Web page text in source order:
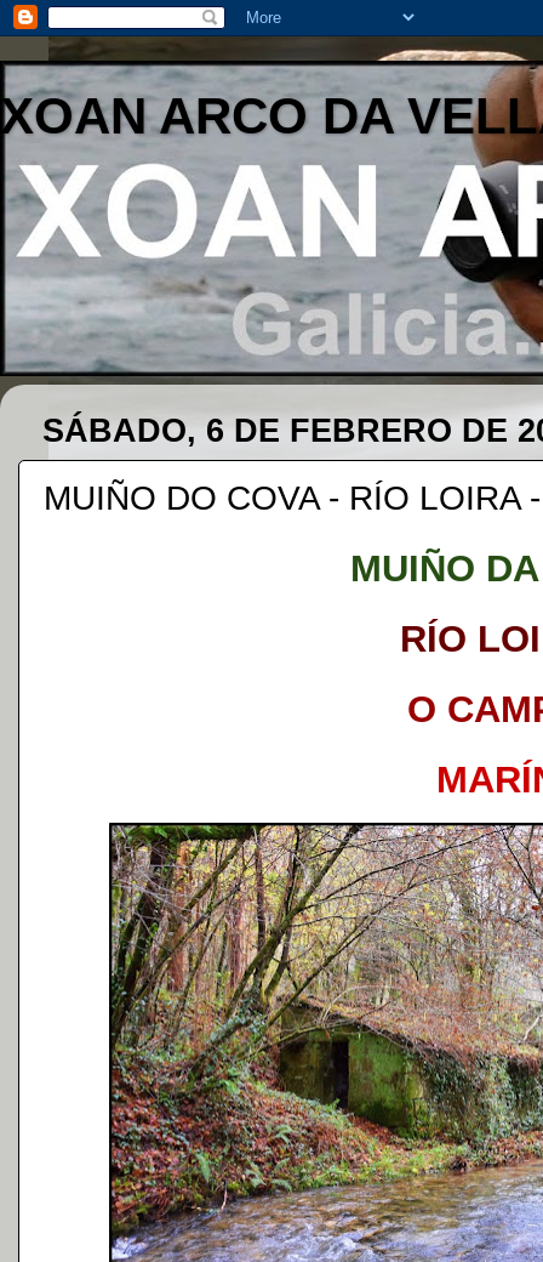
XOAN ARCO DA
SÁBADO, 6 DE FEBRERO DE
MUIÑO DO COVA - RÍO LOIRA
MUIÑO
RÍO
O